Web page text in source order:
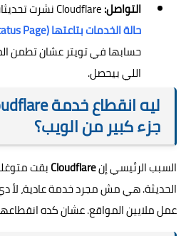
التواصل:
حالة الخدمات بتاعتها (Cloudflare Status Page)
حسابها في تويتر عشان تطمن
اللي بيحصل.
جزء كبير من الويب؟
السبب الرئيسي إنCloudflareبقت
الحديثة. هي مش مجرد خدمة عادية،
عمل ملايين المواقع. عشان كده